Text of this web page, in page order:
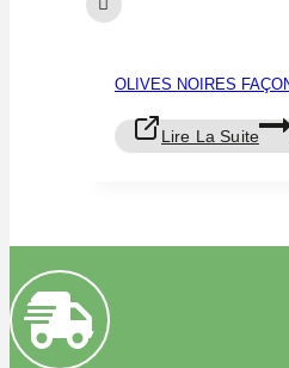
OLIVES NOIRES
Lire La Suite